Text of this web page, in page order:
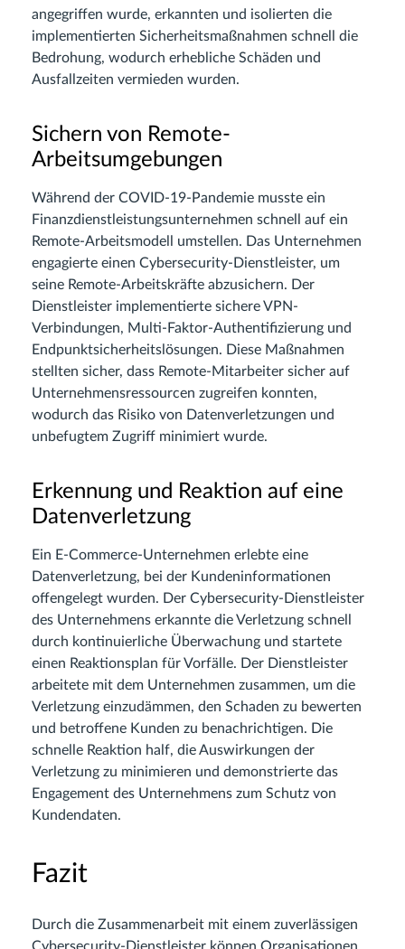
angegriffen wurde, erkannten und isolierten die
implementierten Sicherheitsmaßnahmen schnell die
Bedrohung, wodurch erhebliche Schäden und
Ausfallzeiten vermieden wurden.
Sichern von Remote-
Arbeitsumgebungen
Während der COVID-19-Pandemie musste ein
Finanzdienstleistungsunternehmen schnell auf ein
Remote-Arbeitsmodell umstellen. Das Unternehmen
engagierte einen Cybersecurity-Dienstleister, um
seine Remote-Arbeitskräfte abzusichern. Der
Dienstleister implementierte sichere VPN-
Verbindungen, Multi-Faktor-Authentifizierung und
Endpunktsicherheitslösungen. Diese Maßnahmen
stellten sicher, dass Remote-Mitarbeiter sicher auf
Unternehmensressourcen zugreifen konnten,
wodurch das Risiko von Datenverletzungen und
unbefugtem Zugriff minimiert wurde.
Erkennung und Reaktion auf eine
Datenverletzung
Ein E-Commerce-Unternehmen erlebte eine
Datenverletzung, bei der Kundeninformationen
offengelegt wurden. Der Cybersecurity-Dienstleister
des Unternehmens erkannte die Verletzung schnell
durch kontinuierliche Überwachung und startete
einen Reaktionsplan für Vorfälle. Der Dienstleister
arbeitete mit dem Unternehmen zusammen, um die
Verletzung einzudämmen, den Schaden zu bewerten
und betroffene Kunden zu benachrichtigen. Die
schnelle Reaktion half, die Auswirkungen der
Verletzung zu minimieren und demonstrierte das
Engagement des Unternehmens zum Schutz von
Kundendaten.
Fazit
Durch die Zusammenarbeit mit einem zuverlässigen